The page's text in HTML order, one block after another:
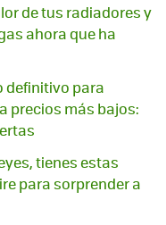
de tus radiadores y
ahora que ha
definitivo para
precios más bajos:
tienes estas
para sorprender a